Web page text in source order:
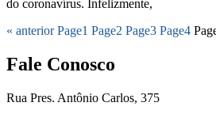
do coronavírus. Infelizmente,
« anterior Page1 Page2 Page3 Page4
Fale Conosco
Rua Pres. Antônio Carlos, 375